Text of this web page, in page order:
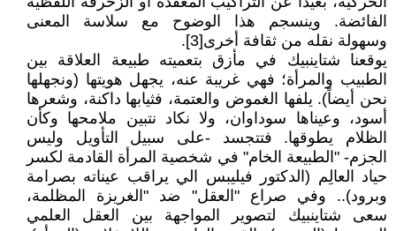
الفائضة. وينسجم هذا الوضوح مع سلاسة المعنى
وسهولة نقله من ثقافة أخرى[3].
يوقعنا شتاينبيك في مأزق بتعميته طبيعة العلاقة بين
الطبيب والمرأة؛ فهي غريبة عنه، يجهل هويتها (ونجهلها
نحن أيضاً). يلفها الغموض والعتمة، فثيابها داكنة، وشعرها
أسود، وعيناها سوداوان، ولا نكاد نتبين ملامحها وكأن
الظلام يطوقها. فتتجسد -على سبيل التأويل وليس
الجزم- "الطبيعة الخام" في شخصية المرأة القادمة لكسر
حياد العالِم (الدكتور فيليبس الي يراقب عيناته بصرامة
وبرود).. وفي صراع "العقل" ضد "الغريزة المظلمة،
سعى شتاينبيك لتصوير المواجهة بين العقل العلمي